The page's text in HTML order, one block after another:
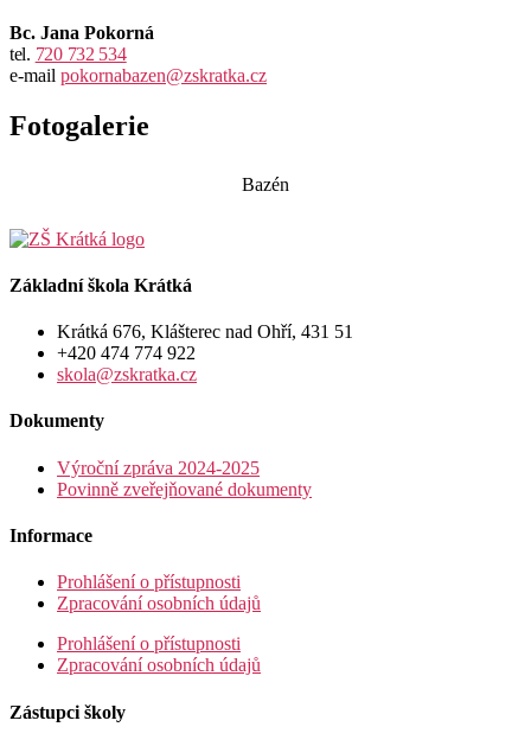
Bc. Jana Pokorná
tel. 720 732 534
e-mail pokornabazen@zskratka.cz
Fotogalerie
Bazén
Základní škola Krátká
Krátká 676, Klášterec nad Ohří, 431 51
+420 474 774 922
skola@zskratka.cz
Dokumenty
Výroční zpráva 2024-2025
Povinně zveřejňované dokumenty
Informace
Prohlášení o přístupnosti
Zpracování osobních údajů
Prohlášení o přístupnosti
Zpracování osobních údajů
Zástupci školy